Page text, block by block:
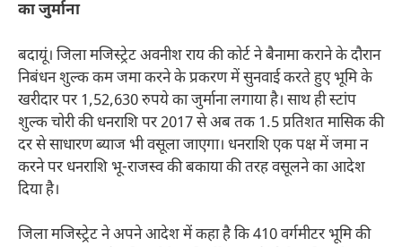
का जुर्माना
बदायूं। जिला मजिस्ट्रेट अवनीश राय की कोर्ट ने बैनामा कराने के दौरान
निबंधन शुल्क कम जमा करने के प्रकरण में सुनवाई करते हुए भूमि के
खरीदार पर 1,52,630 रुपये का जुर्माना लगाया है। साथ ही स्टांप
शुल्क चोरी की धनराशि पर 2017 से अब तक 1.5 प्रतिशत मासिक की
दर से साधारण ब्याज भी वसूला जाएगा। धनराशि एक पक्ष में जमा न
करने पर धनराशि भू-राजस्व की बकाया की तरह वसूलने का आदेश
दिया है।
जिला मजिस्ट्रेट ने अपने आदेश में कहा है कि 410 वर्गमीटर भूमि की